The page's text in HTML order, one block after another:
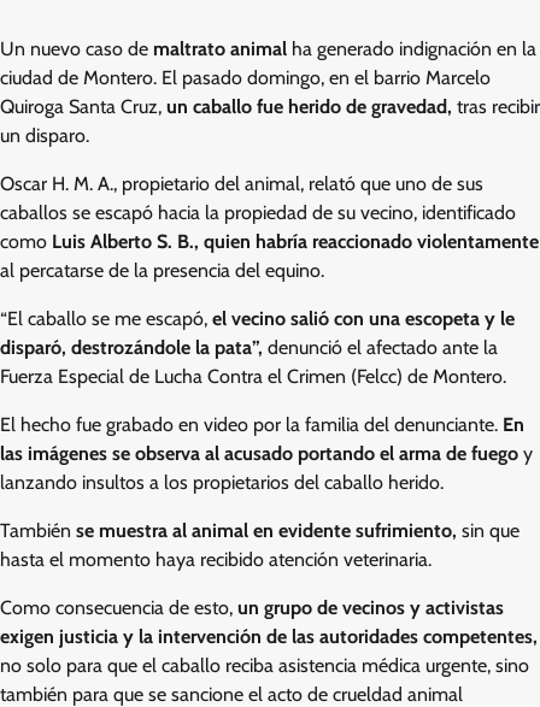
Un nuevo caso de maltrato animal ha generado indignación en la
ciudad de Montero. El pasado domingo, en el barrio Marcelo
Quiroga Santa Cruz, un caballo fue herido de gravedad, tras recibir
un disparo.
Oscar H. M. A., propietario del animal, relató que uno de sus
caballos se escapó hacia la propiedad de su vecino, identificado
como Luis Alberto S. B., quien habría reaccionado violentamente
al percatarse de la presencia del equino.
“El caballo se me escapó, el vecino salió con una escopeta y le
disparó, destrozándole la pata”, denunció el afectado ante la
Fuerza Especial de Lucha Contra el Crimen (Felcc) de Montero.
El hecho fue grabado en video por la familia del denunciante. En
las imágenes se observa al acusado portando el arma de fuego y
lanzando insultos a los propietarios del caballo herido.
También se muestra al animal en evidente sufrimiento, sin que
hasta el momento haya recibido atención veterinaria.
Como consecuencia de esto, un grupo de vecinos y activistas
exigen justicia y la intervención de las autoridades competentes,
no solo para que el caballo reciba asistencia médica urgente, sino
también para que se sancione el acto de crueldad animal